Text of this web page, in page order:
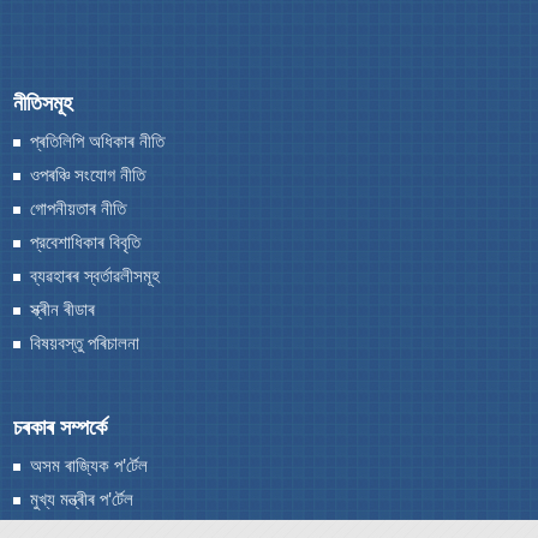
প্রতিবেদন
documents of the organization can be searched
and located in the shortest possible time.
আমাৰ সৱিশেষ
আমাৰ পৰিচয়
আমি কি কৰো
নাগৰিক চনদ
নীতিসমূহ
প্ৰতিলিপি অধিকাৰ নীতি
ওপৰঞ্চি সংযোগ নীতি
গোপনীয়তাৰ নীতি
প্রবেশাধিকাৰ বিবৃতি
ব্যৱহাৰৰ স্বর্তাৱলীসমূহ
স্ক্ৰীন ৰীডাৰ
বিষয়বস্তু পৰিচালনা
চৰকাৰ সম্পৰ্কে
অসম ৰাজ্যিক প'ৰ্টেল
মুখ্য মন্ত্ৰীৰ প'ৰ্টেল